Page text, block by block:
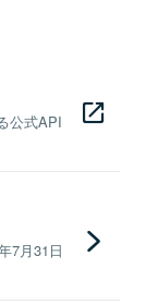
公式API
7月31日